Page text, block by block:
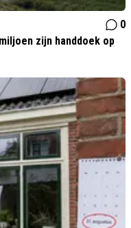
0
zijn handdoek op